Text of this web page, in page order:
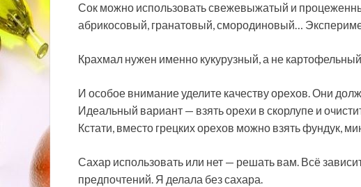
Сок можно использовать свежевыжатый и
абрикосовый, гранатовый, смородиновый…
Крахмал нужен именно кукурузный, а не
И особое внимание уделите качеству орехов. Они
Идеальный вариант — взять орехи в скорлупе и
Кстати, вместо грецких орехов можно взять фундук,
Сахар использовать или нет — решать вам. Всё
предпочтений. Я делала без сахара.